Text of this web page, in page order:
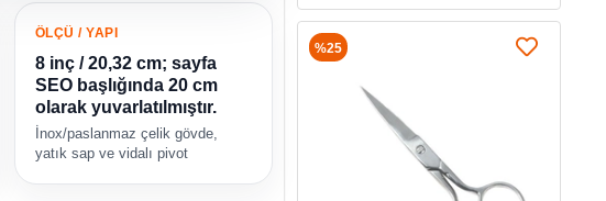
ÖLÇÜ / YAPI
8 inç / 20,32 cm; sayfa
SEO başlığında 20 cm
olarak yuvarlatılmıştır.
İnox/paslanmaz çelik gövde,
yatık sap ve vidalı pivot
%25